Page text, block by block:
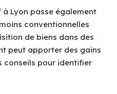
Lyon passe également
conventionnelles
de biens dans des
peut apporter des gains
conseils pour identifier